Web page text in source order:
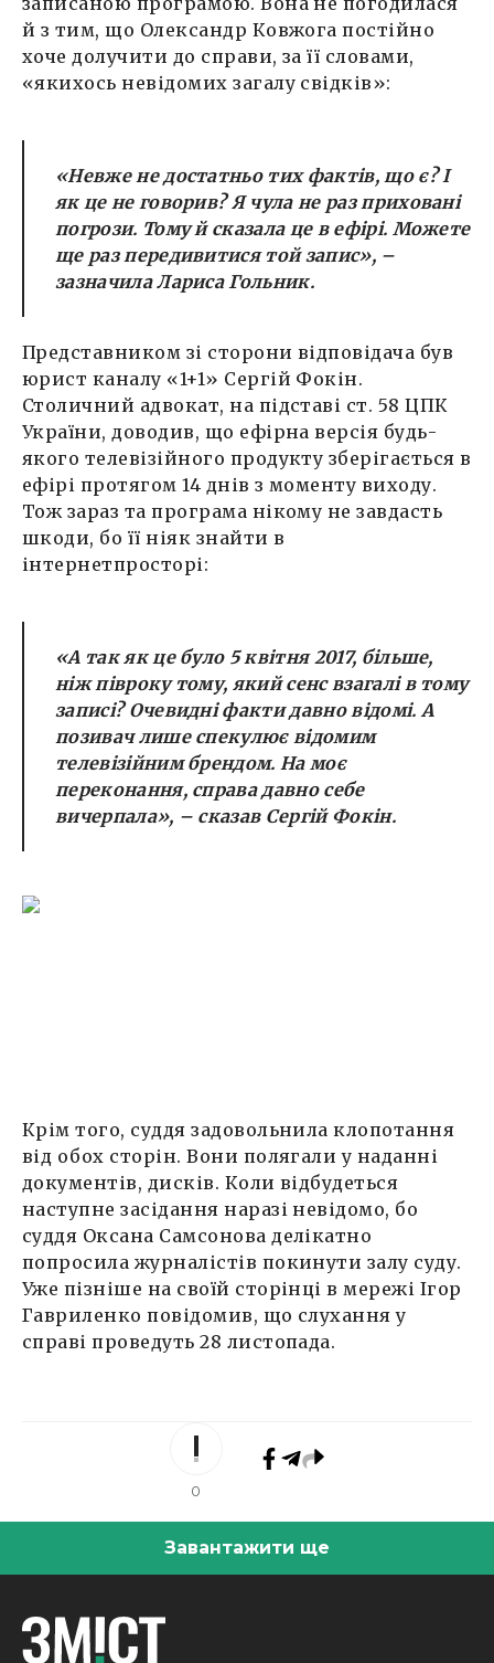
й з тим, що Олександр Ковжога постійно
хоче долучити до справи, за її словами,
«якихось невідомих загалу свідків»:
«Невже не достатньо тих фактів, що є? І
як це не говорив? Я чула не раз приховані
погрози. Тому й сказала це в ефірі. Можете
ще раз передивитися той запис»,–
зазначила Лариса Гольник.
Представником зі сторони відповідача був
юрист каналу «1+1» Сергій Фокін.
Столичний адвокат, на підставі ст. 58 ЦПК
України, доводив, що ефірна версія будь-
якого телевізійного продукту зберігається в
ефірі протягом 14 днів з моменту виходу.
Тож зараз та програма нікому не завдасть
шкоди, бо її ніяк знайти в
інтернетпросторі:
«А так як це було 5 квітня 2017, більше,
ніж півроку тому, який сенс взагалі в тому
записі? Очевидні факти давно відомі. А
позивач лише спекулює відомим
телевізійним брендом. На моє
переконання, справа давно себе
вичерпала», – сказав Сергій Фокін.
Крім того, суддя задовольнила клопотання
від обох сторін. Вони полягали у наданні
документів, дисків. Коли відбудеться
наступне засідання наразі невідомо, бо
суддя Оксана Самсонова делікатно
попросила журналістів покинути залу суду.
Уже пізніше на своїй сторінці в мережі Ігор
Гавриленко повідомив, що слухання у
справі проведуть 28 листопада.
0
Завантажити ще